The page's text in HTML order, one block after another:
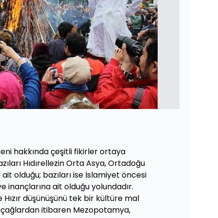
hakkında çeşitli fikirler ortaya
Hıdırellezin Orta Asya, Ortadoğu
olduğu; bazıları ise İslamiyet öncesi
inançlarına ait olduğu yolundadır.
Hızır düşünüşünü tek bir kültüre mal
çağlardan itibaren Mezopotamya,